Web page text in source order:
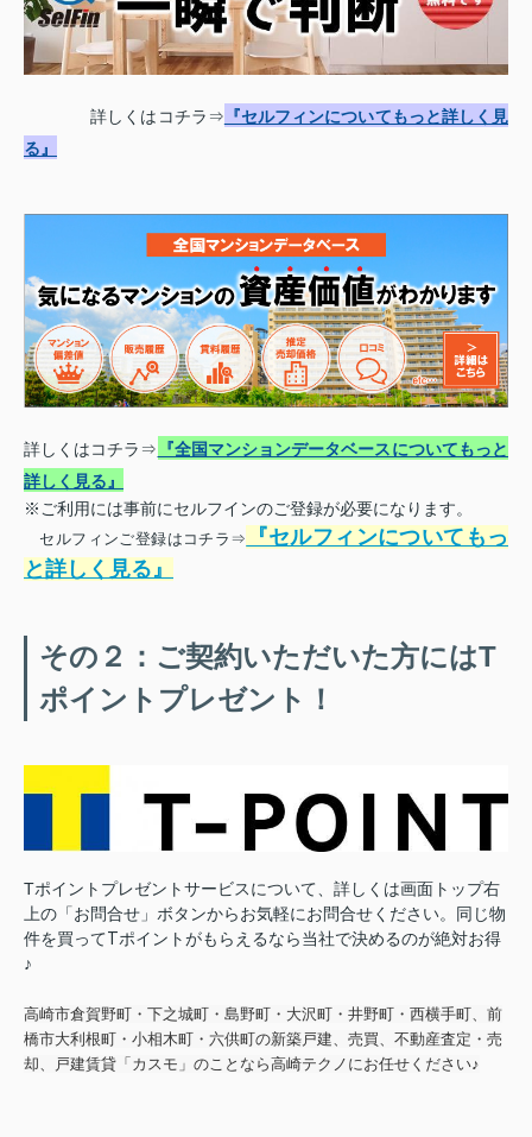
詳しくはコチラ⇒ 『セルフィンについてもっと詳しく見
る』
詳しくはコチラ⇒ 『全国マンションデータベースについてもっと
詳しく見る』
※ご利用には事前にセルフインのご登録が必要になります。
セルフィンご登録はコチラ⇒
『セルフィンについてもっ
と詳しく見る』
その２：ご契約いただいた方にはT
ポイントプレゼント！
Tポイントプレゼントサービスについて、詳しくは画面トップ右
上の「お問合せ」ボタンからお気軽にお問合せください。 同じ物
件を買ってTポイントがもらえるなら当社で決めるのが絶対お得
♪
高崎市倉賀野町・下之城町・島野町・大沢町・井野町・西横手町、前
橋市大利根町・小相木町・六供町の新築戸建、売買、不動産査定・売
却、戸建賃貸「カスモ」のことなら高崎テクノにお任せください♪